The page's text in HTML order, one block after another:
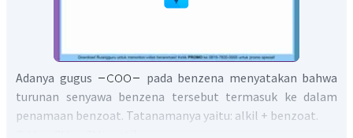
Adanya gugus
pada benzena menyatakan bahwa
turunan senyawa benzena tersebut termasuk ke dalam
penamaan benzoat. Tatanamanya yaitu: alkil + benzoat.